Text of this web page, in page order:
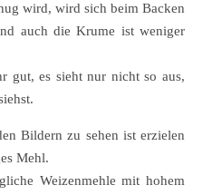
wird, wird sich beim Backen
auch die Krume ist weniger
gut, es sieht nur nicht so aus,
Bildern zu sehen ist erzielen
Mehl.
Weizenmehle mit hohem